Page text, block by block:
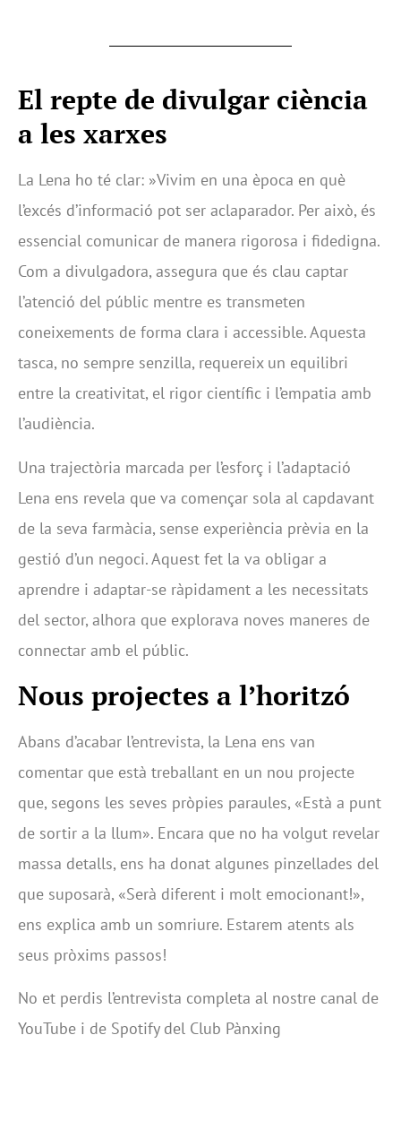
El repte de divulgar ciència
a les xarxes
La Lena ho té clar: »Vivim en una època en què
l’excés d’informació pot ser aclaparador. Per això, és
essencial comunicar de manera rigorosa i fidedigna.
Com a divulgadora, assegura que és clau captar
l’atenció del públic mentre es transmeten
coneixements de forma clara i accessible. Aquesta
tasca, no sempre senzilla, requereix un equilibri
entre la creativitat, el rigor científic i l’empatia amb
l’audiència.
Una trajectòria marcada per l’esforç i l’adaptació
Lena ens revela que va començar sola al capdavant
de la seva farmàcia, sense experiència prèvia en la
gestió d’un negoci. Aquest fet la va obligar a
aprendre i adaptar-se ràpidament a les necessitats
del sector, alhora que explorava noves maneres de
connectar amb el públic.
Nous projectes a l’horitzó
Abans d’acabar l’entrevista, la Lena ens van
comentar que està treballant en un nou projecte
que, segons les seves pròpies paraules, «Està a punt
de sortir a la llum». Encara que no ha volgut revelar
massa detalls, ens ha donat algunes pinzellades del
que suposarà, «Serà diferent i molt emocionant!»,
ens explica amb un somriure. Estarem atents als
seus pròxims passos!
No et perdis l’entrevista completa al nostre canal de
YouTube i de Spotify del Club Pànxing